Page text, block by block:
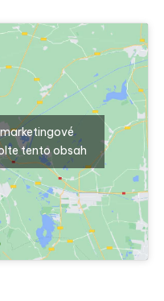
tento obsah